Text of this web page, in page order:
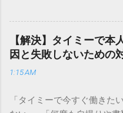
いう特徴があります。地域
ロールしているため、現場
やすいのがメリットです。
サービスで解決できるかを
るのが最も効率的です。現
か、いつ届く予定なのかは
「手拍子のリズムに自信が
ずです。この記事では、ビ
で、どのような場面でも堂
締め」の作法を、基礎知識
解説します。 一本締めとは
に手を叩いて終わらせる作
て刻み込む伝統的な儀礼で
【解決】タイミーで本
因と失敗しないための
1:15 AM
「タイミーで今すぐ働きた